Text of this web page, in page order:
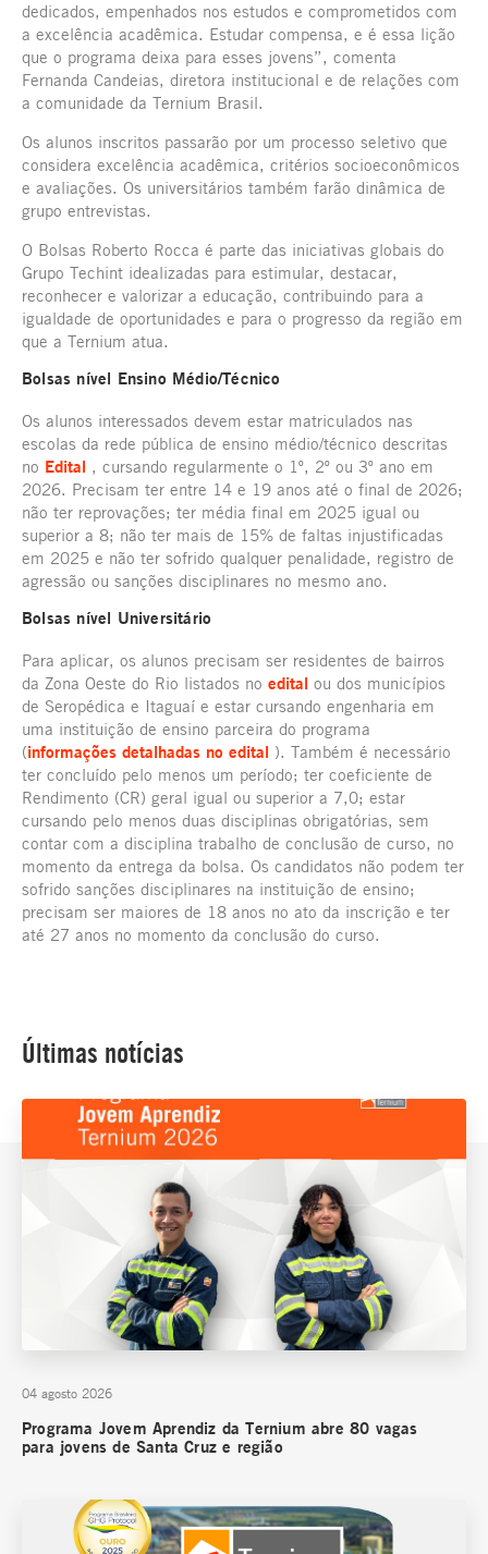
dedicados, empenhados nos estudos e comprometidos com
a excelência acadêmica. Estudar compensa, e é essa lição
que o programa deixa para esses jovens”, comenta
Fernanda Candeias, diretora institucional e de relações com
a comunidade da Ternium Brasil.
Os alunos inscritos passarão por um processo seletivo que
considera excelência acadêmica, critérios socioeconômicos
e avaliações. Os universitários também farão dinâmica de
grupo entrevistas.
O Bolsas Roberto Rocca é parte das iniciativas globais do
Grupo Techint idealizadas para estimular, destacar,
reconhecer e valorizar a educação, contribuindo para a
igualdade de oportunidades e para o progresso da região em
que a Ternium atua.
Bolsas nível Ensino Médio/Técnico
Os alunos interessados devem estar matriculados nas
escolas da rede pública de ensino médio/técnico descritas
no Edital , cursando regularmente o 1º, 2º ou 3º ano em
2026. Precisam ter entre 14 e 19 anos até o final de 2026;
não ter reprovações; ter média final em 2025 igual ou
superior a 8; não ter mais de 15% de faltas injustificadas
em 2025 e não ter sofrido qualquer penalidade, registro de
agressão ou sanções disciplinares no mesmo ano.
Bolsas nível Universitário
Para aplicar, os alunos precisam ser residentes de bairros
da Zona Oeste do Rio listados no edital ou dos municípios
de Seropédica e Itaguaí e estar cursando engenharia em
uma instituição de ensino parceira do programa
(informações detalhadas no edital ). Também é necessário
ter concluído pelo menos um período; ter coeficiente de
Rendimento (CR) geral igual ou superior a 7,0; estar
cursando pelo menos duas disciplinas obrigatórias, sem
contar com a disciplina trabalho de conclusão de curso, no
momento da entrega da bolsa. Os candidatos não podem ter
sofrido sanções disciplinares na instituição de ensino;
precisam ser maiores de 18 anos no ato da inscrição e ter
até 27 anos no momento da conclusão do curso.
Últimas notícias
04 agosto 2026
Programa Jovem Aprendiz da Ternium abre 80 vagas
para jovens de Santa Cruz e região